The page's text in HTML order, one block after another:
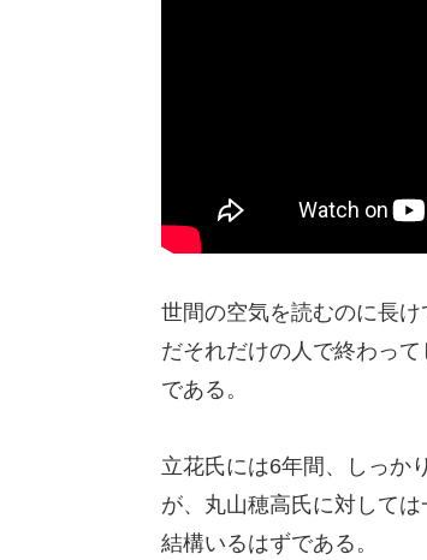
世間の空気を読むのに長
だそれだけの人で終わっ
である。
立花氏には6年間、しっか
が、丸山穂高氏に対して
結構いるはずである。